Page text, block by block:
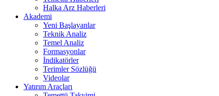
Halka Arz Haberleri
Akademi
Yeni Başlayanlar
Teknik Analiz
Temel Analiz
Formasyonlar
İndikatörler
Terimler Sözlüğü
Videolar
Yatırım Araçları